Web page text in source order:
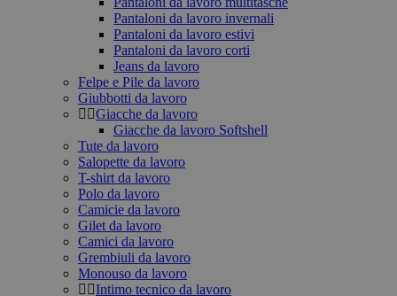
Pantaloni da lavoro invernali
Pantaloni da lavoro estivi
Pantaloni da lavoro corti
Jeans da lavoro
Felpe e Pile da lavoro
Giubbotti da lavoro
Giacche da lavoro
Giacche da lavoro Softshell
Tute da lavoro
Salopette da lavoro
T-shirt da lavoro
Polo da lavoro
Camicie da lavoro
Gilet da lavoro
Camici da lavoro
Grembiuli da lavoro
Monouso da lavoro
Intimo tecnico da lavoro